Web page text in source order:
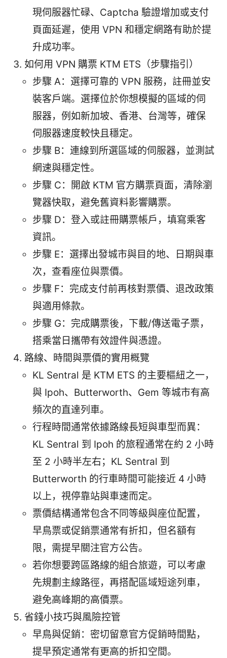
現伺服器忙碌、Captcha 驗證增加或支付
頁面延遲，使用 VPN 和穩定網路有助於提
升成功率。
如何用 VPN 購票 KTM ETS（步驟指引）
步驟 A：選擇可靠的 VPN 服務，註冊並安
裝客戶端。選擇位於你想模擬的區域的伺
服器，例如新加坡、香港、台灣等，確保
伺服器速度較快且穩定。
步驟 B：連線到所選區域的伺服器，並測試
網速與穩定性。
步驟 C：開啟 KTM 官方購票頁面，清除瀏
覽器快取，避免舊資料影響購票。
步驟 D：登入或註冊購票帳戶，填寫乘客
資訊。
步驟 E：選擇出發城市與目的地、日期與車
次，查看座位與票價。
步驟 F：完成支付前再核對票價、退改政策
與適用條款。
步驟 G：完成購票後，下載/傳送電子票，
搭乘當日攜帶有效證件與憑證。
路線、時間與票價的實用概覽
KL Sentral 是 KTM ETS 的主要樞紐之一，
與 Ipoh、Butterworth、Gem 等城市有高
頻次的直達列車。
行程時間通常依據路線長短與車型而異：
KL Sentral 到 Ipoh 的旅程通常在約 2 小時
至 2 小時半左右；KL Sentral 到
Butterworth 的行車時間可能接近 4 小時
以上，視停靠站與車速而定。
票價結構通常包含不同等級與座位配置，
早鳥票或促銷票通常有折扣，但名額有
限，需提早關注官方公告。
若你想要跨區路線的組合旅遊，可以考慮
先規劃主線路徑，再搭配區域短途列車，
避免高峰期的高價票。
省錢小技巧與風險控管
早鳥與促銷：密切留意官方促銷時間點，
提早預定通常有更高的折扣空間。